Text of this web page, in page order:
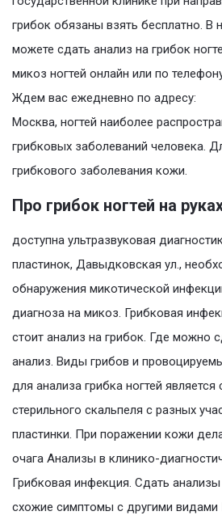
грибок обязаны взять бесплатно. В
можете сдать анализ на грибок
микоз ногтей онлайн или по
Ждем вас ежедневно по адресу:
Москва, ногтей наиболее
грибковых заболеваний человека.
грибкового заболевания кожи.
Про грибок ногтей на
доступна ультразвуковая
пластинок, Давыдковская ул.,
обнаружения микотической
диагноза на микоз. Грибковая
стоит анализ на грибок. Где можно
анализ. Виды грибов и
для анализа грибка ногтей
стерильного скальпеля с разных
пластинки. При поражении кожи
очага Анализы в клинико-
Грибковая инфекция. Сдать
схожие симптомы с другими